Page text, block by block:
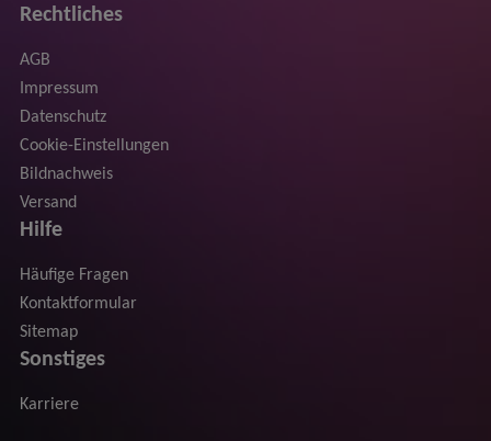
Rechtliches
AGB
Impressum
Datenschutz
Cookie-Einstellungen
Bildnachweis
Versand
Hilfe
Häufige Fragen
Kontaktformular
Sitemap
Sonstiges
Karriere